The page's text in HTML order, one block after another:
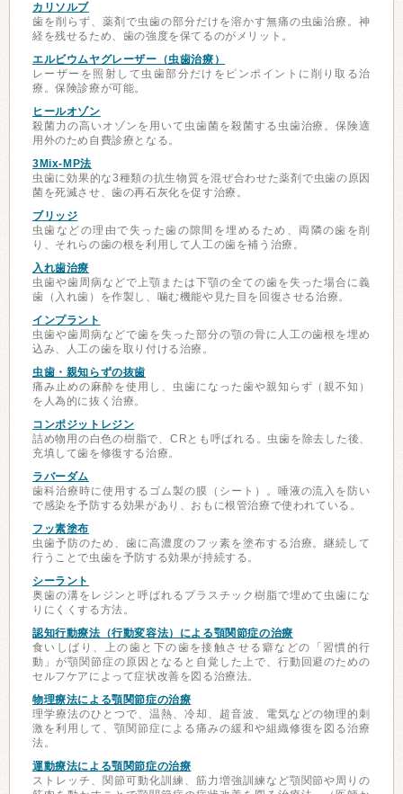
カリソルブ
歯を削らず、薬剤で虫歯の部分だけを溶かす無痛の虫歯治療。神
経を残せるため、歯の強度を保てるのがメリット。
エルビウムヤグレーザー（虫歯治療）
レーザーを照射して虫歯部分だけをピンポイントに削り取る治
療。保険診療が可能。
ヒールオゾン
殺菌力の高いオゾンを用いて虫歯菌を殺菌する虫歯治療。保険適
用外のため自費診療となる。
3Mix-MP法
虫歯に効果的な3種類の抗生物質を混ぜ合わせた薬剤で虫歯の原因
菌を死滅させ、歯の再石灰化を促す治療。
ブリッジ
虫歯などの理由で失った歯の隙間を埋めるため、両隣の歯を削
り、それらの歯の根を利用して人工の歯を補う治療。
入れ歯治療
虫歯や歯周病などで上顎または下顎の全ての歯を失った場合に義
歯（入れ歯）を作製し、噛む機能や見た目を回復させる治療。
インプラント
虫歯や歯周病などで歯を失った部分の顎の骨に人工の歯根を埋め
込み、人工の歯を取り付ける治療。
虫歯・親知らずの抜歯
痛み止めの麻酔を使用し、虫歯になった歯や親知らず（親不知）
を人為的に抜く治療。
コンポジットレジン
詰め物用の白色の樹脂で、CRとも呼ばれる。虫歯を除去した後、
充填して歯を修復する治療。
ラバーダム
歯科治療時に使用するゴム製の膜（シート）。唾液の流入を防い
で感染を予防する効果があり、おもに根管治療で使われている。
フッ素塗布
虫歯予防のため、歯に高濃度のフッ素を塗布する治療。継続して
行うことで虫歯を予防する効果が持続する。
シーラント
奥歯の溝をレジンと呼ばれるプラスチック樹脂で埋めて虫歯にな
りにくくする方法。
認知行動療法（行動変容法）による顎関節症の治療
食いしばり、上の歯と下の歯を接触させる癖などの「習慣的行
動」が顎関節症の原因となると自覚した上で、行動回避のための
セルフケアによって症状改善を図る治療法。
物理療法による顎関節症の治療
理学療法のひとつで、温熱、冷却、超音波、電気などの物理的刺
激を利用して、顎関節症による痛みの緩和や組織修復を図る治療
法。
運動療法による顎関節症の治療
ストレッチ、関節可動化訓練、筋力増強訓練など顎関節や周りの